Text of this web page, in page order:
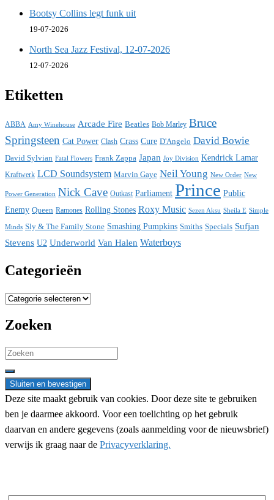
Bootsy Collins legt funk uit
19-07-2026
North Sea Jazz Festival, 12-07-2026
12-07-2026
Etiketten
ABBA Amy Winehouse Arcade Fire Beatles Bob Marley Bruce
Springsteen Cat Power Clash Crass Cure D'Angelo David Bowie
David Sylvian Fatal Flowers Frank Zappa Japan Joy Division Kendrick Lamar
Kraftwerk LCD Soundsystem Marvin Gaye Neil Young New Order New
Power Generation Nick Cave Outkast Parliament Prince Public
Enemy Queen Ramones Rolling Stones Roxy Music Sezen Aksu Sheila E Simple
Minds Sly & The Family Stone Smashing Pumpkins Smiths Specials Sufjan
Stevens U2 Underworld Van Halen Waterboys
Categorieën
Categorieën
Zoeken
Search
for:
Deze site maakt gebruik van cookies. Door deze site te gebruiken
ben je daarmee akkoord. Voor een toelichting op het gebruik
daarvan en andere gegevens (zoals aanmelding voor de nieuwsbrief)
verwijs ik graag naar de Privacyverklaring.